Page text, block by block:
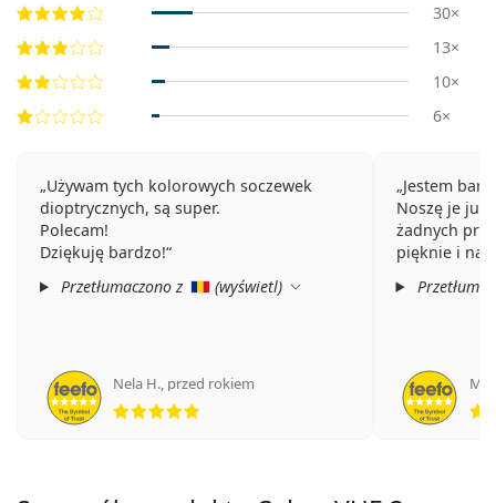
30×
13×
10×
6×
Używam tych kolorowych soczewek
dioptrycznych, są super.
Polecam!
Dziękuję bardzo!
Przetłumaczono z
(wyświetl)
Nela H., przed rokiem
Jestem
Noszę je już
żadnych
pięknie i